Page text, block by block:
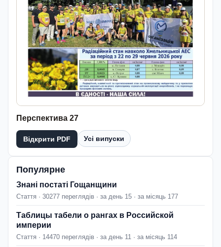
Перспектива 27
Відкрити PDF Усі випуски
Популярне
Знані постаті Гощанщини
Стаття · 30277 переглядів · за день 15 · за місяць 177
Таблицы табели о рангах в Российской
империи
Стаття · 14470 переглядів · за день 11 · за місяць 114